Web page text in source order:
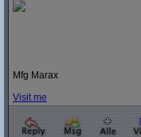
Mfg Marax
Visit me